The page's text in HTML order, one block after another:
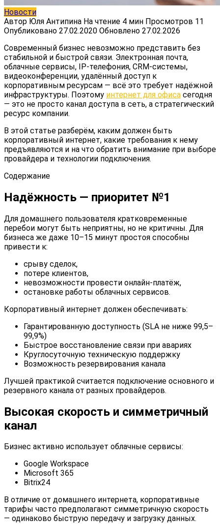
Новости
Автор Юля Антипина На чтение 4 мин Просмотров 11
Опубликовано 27.02.2020 Обновлено 27.02.2026
Современный бизнес невозможно представить без
стабильной и быстрой связи. Электронная почта,
облачные сервисы, IP-телефония, CRM-системы,
видеоконференции, удалённый доступ к
корпоративным ресурсам — всё это требует надёжной
инфраструктуры. Поэтому интернет для офиса сегодня
— это не просто канал доступа в сеть, а стратегический
ресурс компании.
В этой статье разберём, каким должен быть
корпоративный интернет, какие требования к нему
предъявляются и на что обратить внимание при выборе
провайдера и технологии подключения.
Содержание
Надёжность — приоритет №1
Для домашнего пользователя кратковременные
перебои могут быть неприятны, но не критичны. Для
бизнеса же даже 10–15 минут простоя способны
привести к:
срыву сделок,
потере клиентов,
невозможности провести онлайн-платёж,
остановке работы облачных сервисов.
Корпоративный интернет должен обеспечивать:
Гарантированную доступность (SLA не ниже 99,5–
99,9%)
Быстрое восстановление связи при авариях
Круглосуточную техническую поддержку
Возможность резервирования канала
Лучшей практикой считается подключение основного и
резервного канала от разных провайдеров.
Высокая скорость и симметричный
канал
Бизнес активно использует облачные сервисы:
Google Workspace
Microsoft 365
Bitrix24
В отличие от домашнего интернета, корпоративные
тарифы часто предполагают симметричную скорость
— одинаково быструю передачу и загрузку данных.